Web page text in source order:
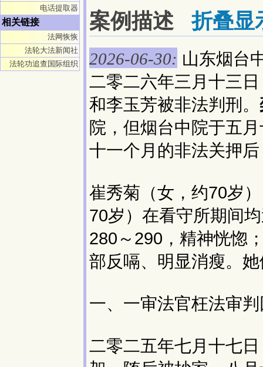
电话提取器
相关链接
法网恢恢
法轮大法新闻社
法轮功追查国际组织
案例描述折叠显
2026-06-30: 山东烟台
二零二六年三月十三
和李玉芳被非法判刑。
院，但烟台中院于五
十一个月的非法关押
崔秀菊（女，约70岁
70岁）在看守所期间
280～290，精神恍惚
部反嗝、明显消瘦。
一、一审法官枉法审
二零二五年七月十七